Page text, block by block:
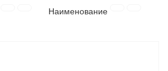
МАТЕРИАЛЫНаименование